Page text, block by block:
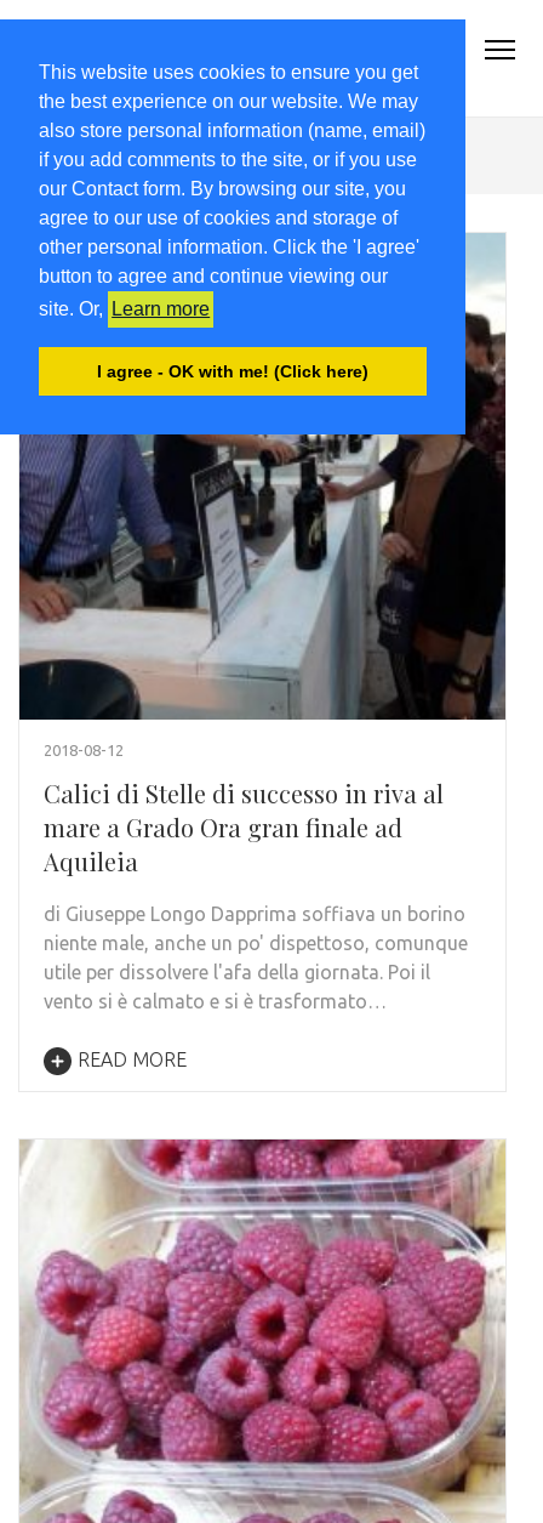
This website uses cookies to ensure you get
the best experience on our website. We may
also store personal information (name, email)
if you add comments to the site, or if you use
our Contact form. By browsing our site, you
agree to our use of cookies and storage of
other personal information. Click the 'I agree'
button to agree and continue viewing our
site. Or,
Learn more
I agree - OK with me! (Click here)
Archivio Articoli del 2018 FriuliVG.com by Giuseppe Longo
Donda
2018-08-12
Calici di Stelle di successo in riva al
mare a Grado Ora gran finale ad
Aquileia
di Giuseppe Longo Dapprima soffiava un borino
niente male, anche un po' dispettoso, comunque
utile per dissolvere l'afa della giornata. Poi il
vento si è calmato e si è trasformato…
READ MORE